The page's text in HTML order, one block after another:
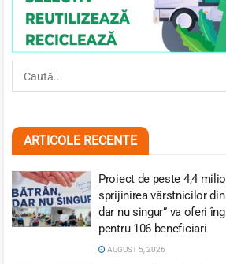
ARTICOLE RECENTE
Proiect de peste 4,4
sprijinirea vârstnicilor din
dar nu singur” va oferi
pentru 106 beneficiari
AUGUST 5, 2026